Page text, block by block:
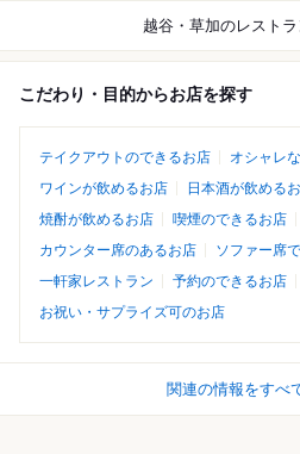
越谷・草加のレスト
こだわり・目的からお店を探す
テイクアウトのできるお店
オシャレ
ワインが飲めるお店
日本酒が飲める
焼酎が飲めるお店
喫煙のできるお店
カウンター席のあるお店
ソファー席
一軒家レストラン
予約のできるお店
お祝い・サプライズ可のお店
関連の情報をすべ